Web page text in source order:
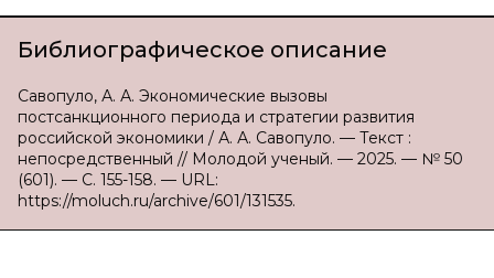
Библиографическое описание
Савопуло, А. А. Экономические вызовы
постсанкционного периода и стратегии развития
российской экономики / А. А. Савопуло. — Текст :
непосредственный // Молодой ученый. — 2025. — № 50
(601). — С. 155-158. — URL:
https://moluch.ru/archive/601/131535.